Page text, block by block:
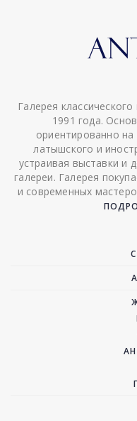
Галерея
1991 года.
ориентированно на
латышского и
устраивая выставки и
галереи. Галерея
и современных